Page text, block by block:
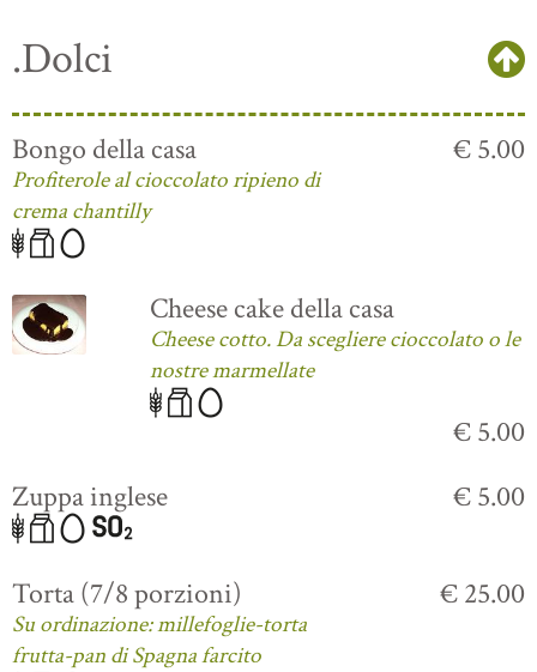
.Dolci
Bongo della casa
Profiterole al cioccolato ripieno di
crema chantilly
€ 5.00
Cheese cake della casa
Cheese cotto. Da scegliere cioccolato o le
nostre marmellate
€ 5.00
Zuppa inglese
€ 5.00
Torta (7/8 porzioni)
Su ordinazione: millefoglie-torta
frutta-pan di Spagna farcito
€ 25.00